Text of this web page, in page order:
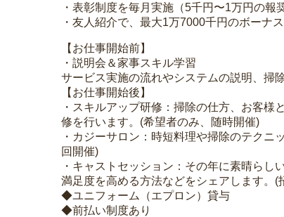
・表彰制度を毎月実施（5千円〜1万円の報
・友人紹介で、最大1万7000千円のボーナ
【お仕事開始前】
・説明会＆家事スキル学習
サービス実施の流れやシステムの説明、掃
【お仕事開始後】
・スキルアップ研修：掃除の仕方、お客
修を行います。(希望者のみ、随時開催)
・カジーサロン：時短料理や掃除のテク
回開催)
・キャストセッション：その年に素晴ら
満足度を高める方法などをシェアします。(
◆ユニフォーム（エプロン）貸与
◆前払い制度あり